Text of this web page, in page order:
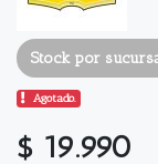
Stock por
Agotado.
$ 19.990